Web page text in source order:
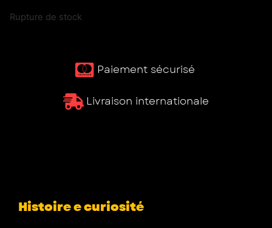
Rupture de stock
Paiement sécurisé ​
Livraison internationale
Histoire e curiosité